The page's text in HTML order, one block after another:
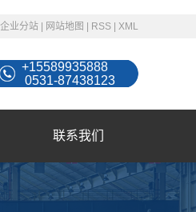
企业分站 网站地图 RSS XML
+15589935888
0531-87438123
联系我们